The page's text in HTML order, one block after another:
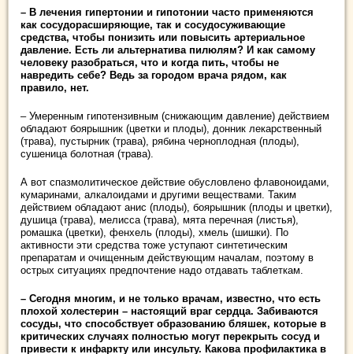
– В лечения гипертонии и гипотонии часто применяются
как сосудорасширяющие, так и сосудосуживающие
средства, чтобы понизить или повысить артериальное
давление. Есть ли альтернатива пилюлям? И как самому
человеку разобраться, что и когда пить, чтобы не
навредить себе? Ведь за городом врача рядом, как
правило, нет.
– Умеренным гипотензивным (снижающим давление) действием
обладают боярышник (цветки и плоды), донник лекарственный
(трава), пустырник (трава), рябина черноплодная (плоды),
сушеница болотная (трава).
А вот спазмолитическое действие обусловлено флавоноидами,
кумаринами, алкалоидами и другими веществами. Таким
действием обладают анис (плоды), боярышник (плоды и цветки),
душица (трава), мелисса (трава), мята перечная (листья),
ромашка (цветки), фенхель (плоды), хмель (шишки). По
активности эти средства тоже уступают синтетическим
препаратам и очищенным действующим началам, поэтому в
острых ситуациях предпочтение надо отдавать таблеткам.
– Сегодня многим, и не только врачам, известно, что есть
плохой холестерин – настоящий враг сердца. Забиваются
сосуды, что способствует образованию бляшек, которые в
критических случаях полностью могут перекрыть сосуд и
привести к инфаркту или инсульту. Какова профилактика в